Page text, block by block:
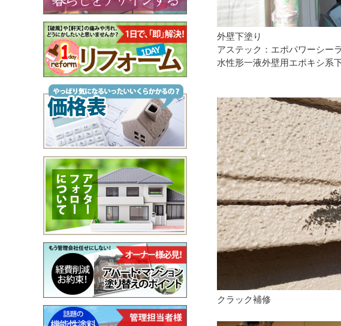
外壁下塗り
アステック：エポパワーシー
水性形一液外壁用エポキシ系
クラック補修